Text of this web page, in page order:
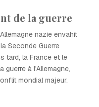
de la guerre
nazie envahit
Seconde Guerre
tard, la France et le
guerre à l'Allemagne,
mondial majeur.